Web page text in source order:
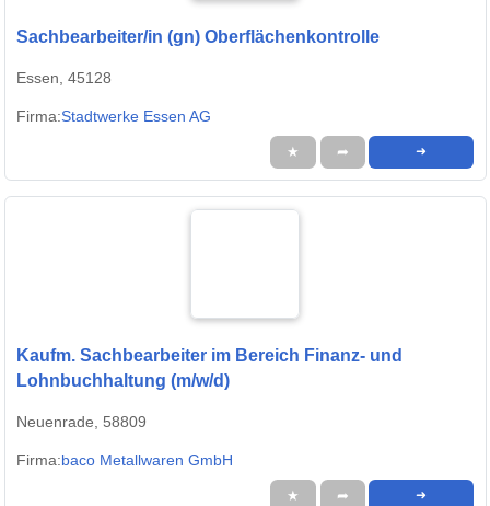
Sachbearbeiter/in (gn) Oberflächenkontrolle
Essen, 45128
Firma:Stadtwerke Essen AG
★ ➦ ➜
Kaufm. Sachbearbeiter im Bereich Finanz- und
Lohnbuchhaltung (m/w/d)
Neuenrade, 58809
Firma:baco Metallwaren GmbH
★ ➦ ➜